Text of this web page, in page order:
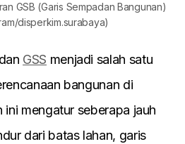
GSB (Garis Sempadan Bangunan)
disperkim.surabaya)
dan GSS menjadi salah satu
bangunan di
ini mengatur seberapa jauh
dari batas lahan, garis